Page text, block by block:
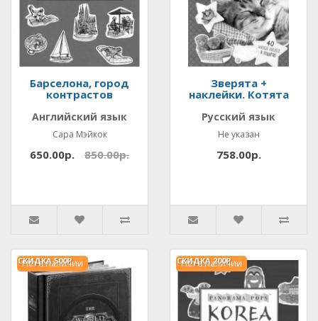
Барселона, город
контрастов
Английский язык
Сара Мэйкок
650.00р. 850.00р.
Зверята +
наклейки. Котята
Русский язык
Не указан
758.00р.
Нет в наличии
СКИДКА500Р. Нет в наличии
СКИДКА200Р.